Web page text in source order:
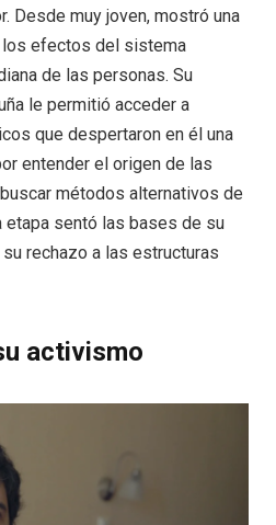
Desde muy joven, mostró una
efectos del sistema
de las personas. Su
le permitió acceder a
que despertaron en él una
entender el origen de las
métodos alternativos de
etapa sentó las bases de su
rechazo a las estructuras
activismo